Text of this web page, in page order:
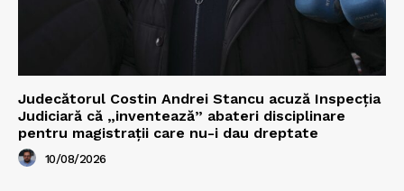
Judecătorul Costin Andrei Stancu acuză Inspecția
Judiciară că „inventează” abateri disciplinare
pentru magistrații care nu-i dau dreptate
10/08/2026